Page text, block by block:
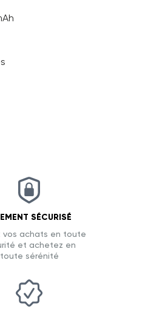
SÉCURISÉ
vos achats en toute
et achetez en
toute sérénité